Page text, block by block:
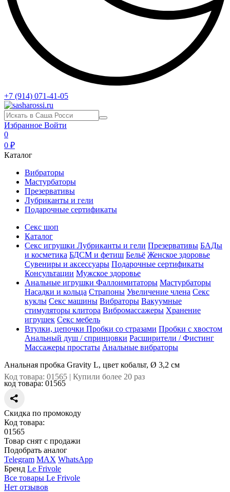
+7 (914) 071-41-05
Избранное Войти
0
0 ₽
Каталог
Вибраторы
Мастурбаторы
Презервативы
Лубриканты и гели
Подарочные сертификаты
Секс шоп
Каталог
Секс игрушки Лубриканты и гели Презервативы БАДы
и косметика БДСМ и фетиш Бельё Женское здоровье
Сувениры и аксессуары Подарочные сертификаты
Консультации Мужское здоровье
Анальные игрушки Фаллоимитаторы Мастурбаторы
Насадки и кольца Страпоны Увеличение члена Секс
куклы Секс машины Вибраторы Вакуумные
стимуляторы клитора Вибромассажеры Хранение
игрушек Секс мебель
Втулки, цепочки Пробки со стразами Пробки с хвостом
Анальный душ / спринцовки Расширители / Фистинг
Массажеры простаты Анальные вибраторы
Анальная пробка Gravity L, цвет кобальт, Ø 3,2 см
Код товара: 01565 | Купили более 20 раз
код товара: 01565
Скидка по промокоду
Код товара:
01565
Товар снят с продажи
Подобрать аналог
Telegram MAX WhatsApp
Бренд Le Frivole
Все товары Le Frivole
Нет отзывов